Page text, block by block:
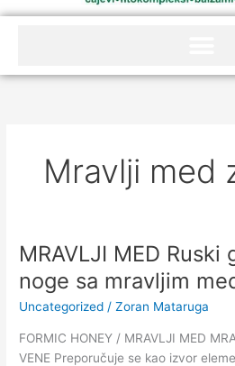
Mravlji med
MRAVLJI MED
noge sa mravljim
Uncategorized /Zoran Mataruga
FORMIC HONEY / MRAVLJI MED
VENE Preporučuje se kao izvor
MRAVLJI
Ruski
gel-